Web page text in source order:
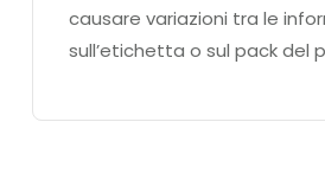
causare variazioni tra le
sull’etichetta o sul pack del